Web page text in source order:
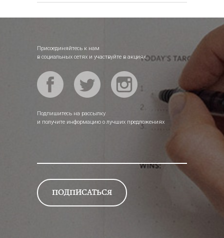
Присоединяйтесь к нам
в социальных сетях и участвуйте в акциях
Подпишитесь на рассылку
и получите информацию о лучших предложениях